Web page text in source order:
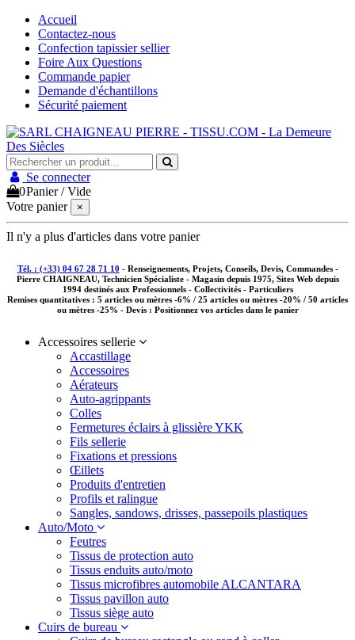
Accueil
Contactez-nous
Confection tapissier sellier
Foire Aux Questions
Commande papier
Demande d'échantillons
Sécurité paiement
Se connecter
0Panier /Vide
Votre panier
×
Il n'y a plus d'articles dans votre panier
Tél. : (+33) 04 67 28 71 10 - Renseignements, Projets, Conseils, Devis, Commandes -
Pierre CHAIGNEAU, Technicien Spécialiste - Magasin depuis 1975, Sites Web depuis
1994 destinés aux Professionnels - Collectivités - Particuliers
Remises quantitatives : 5 articles ou mètres -6% / 25 articles ou mètres -20% / 50 articles
ou mètres -25% - Devis : Positionnez vos articles dans le panier
Accessoires sellerie
Accastillage
Accessoires
Aérateurs
Auto-agrippants
Colles
Fermetures éclairs à glissière YKK
Fils sellerie
Fixations et pressions
Œillets
Produits d'entretien
Profils et ralingue
Sangles, sandows, drisses, passepoils plastiques
Auto/Moto
Feutres
Tissus de protection auto
Tissus enduits auto/moto
Tissus microfibres automobile ALCANTARA
Tissus pavillon auto
Tissus siège auto
Cuirs de bureau